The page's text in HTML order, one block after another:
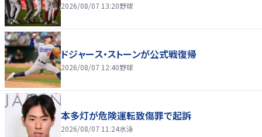
2026/08/07 13:20野球
ドジャース・ストーンが公式戦復帰
2026/08/07 12:40野球
本多灯が危険運転致傷罪で起訴
2026/08/07 11:24水泳